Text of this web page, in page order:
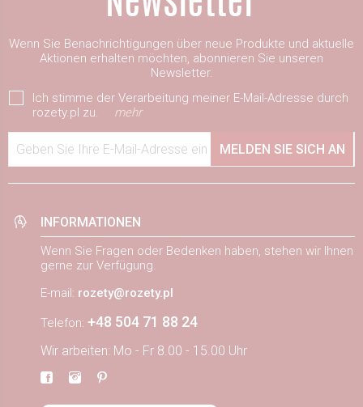
Wenn Sie Benachrichtigungen über neue Produkte und aktuelle
Aktionen erhalten möchten, abonnieren Sie unseren
Newsletter.
Ich stimme der Verarbeitung meiner E-Mail-Adresse durch
rozety.pl zu.
mehr
Geben Sie Ihre E-Mail-Adresse ein MELDEN SIE SICH AN
INFORMATIONEN
Wenn Sie Fragen oder Bedenken haben, stehen wir Ihnen
gerne zur Verfügung.
E-mail: rozety@rozety.pl
Telefon: +48 504 71 88 24
Wir arbeiten: Mo - Fr 8.00 - 15.00 Uhr